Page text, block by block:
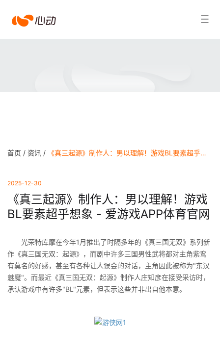
爱搜索结果
首页 / 资讯 / 《真三起源》制作人：男以理解！游戏BL要素超乎想象 - 爱游戏APP体育官网
2025-12-30
《真三起源》制作人：男以理解！游戏
BL要素超乎想象 - 爱游戏APP体育官网
光荣特库摩在今年1月推出了时隔多年的《真三国无双》系列新
作《真三国无双：起源》，而剧中许多三国男性武将都对主角紫鸾
有莫名的好感，甚至有各种让人误会的对话，主角因此被称为"东汉
魅魔"。而最近《真三国无双：起源》制作人庄知彦在接受采访时，
承认游戏中有许多"BL"元素，但表示这些并非出自他本意。